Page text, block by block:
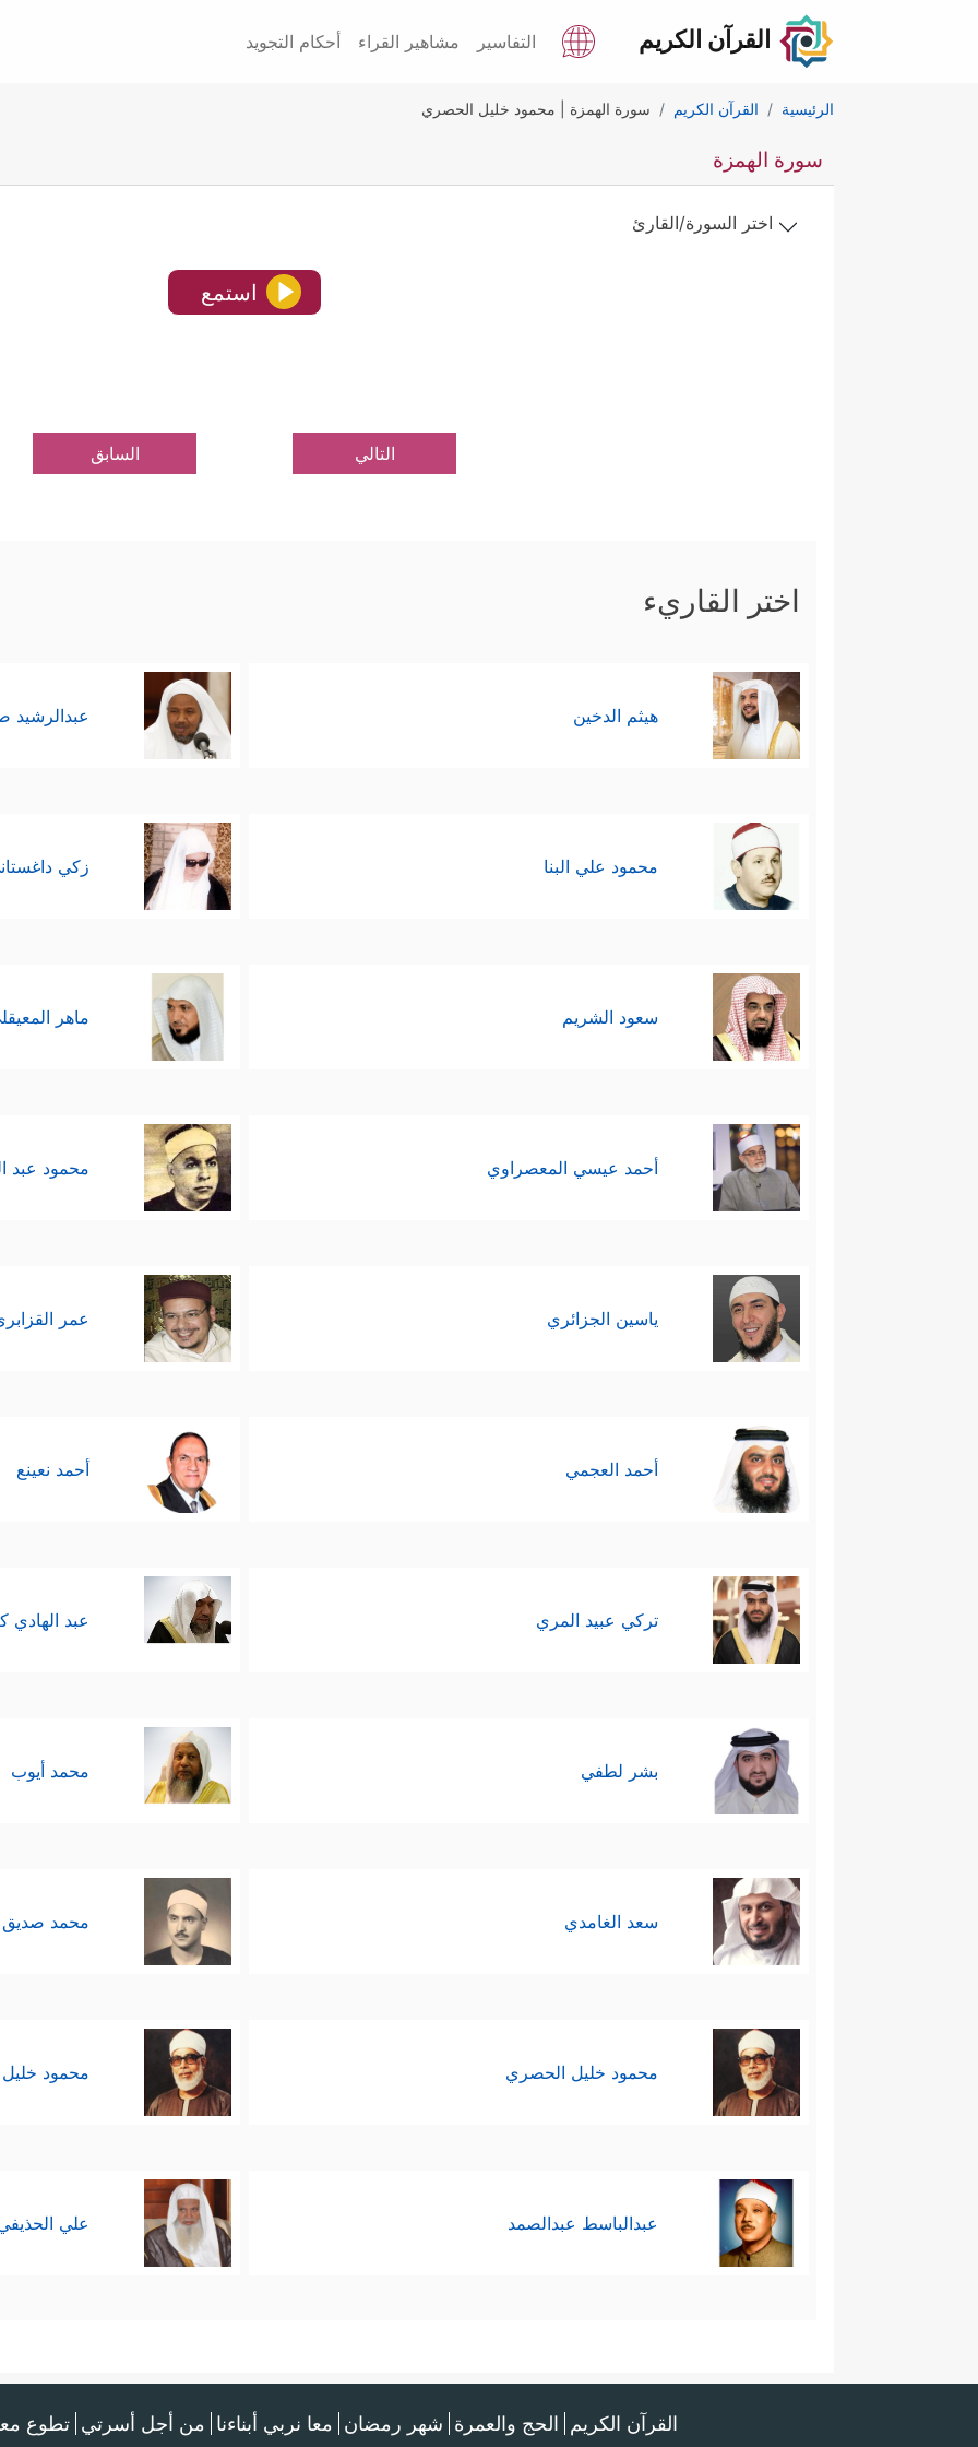
القرآن الكريم التفاسير مشاهير القراء أحكام التجويد
الرئيسية القرآن الكريم سورة الهمزة | محمود خليل الحصري
سورة الهمزة
اختر السورة/القارئ
استمع
التالي السابق
اختر القاريء
هيثم الدخين عبدالرشيد
محمود علي البنا زكي
سعود الشريم ماهر
أحمد عيسي المعصراوي محمود عبد
ياسين الجزائري عمر
أحمد العجمي أحمد نعينع
تركي عبيد المري عبد الهادي
بشر لطفي محمد أيوب
سعد الغامدي محمد صديق
محمود خليل الحصري محمود
عبدالباسط عبدالصمد علي
القرآن الكريم الحج والعمرة شهر رمضان معا نربي أبناءنا من أجل أسرتي تطوع